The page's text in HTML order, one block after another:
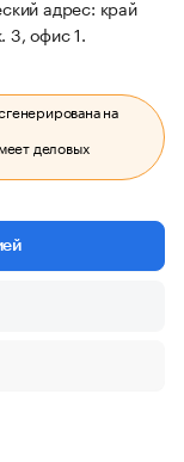
адрес: край
3, офис 1.
на
деловых